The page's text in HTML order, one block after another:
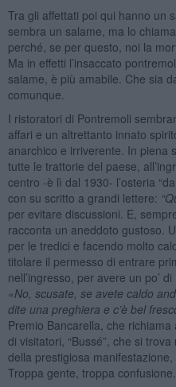
Tra gli affettati poi qui hanno un
sembra un salame, ma lo
perché, se per questo, noi la
Ma in effetti l’insaccato
salame, è più amabile. Che sia
comunque.
I ristoratori di Pontremoli
affari e un altrettanto innato
anarchico e irriverente. In piena
tutte le trattorie del paese,
centro -è lì dal 1930- l’osteria
con su scritto a grandi lettere:
per evitare discussioni. E,
racconta un aneddoto gustoso.
per le tredici e facendo molto
titolare il permesso di entrare
nell’ingresso, per avere un po’
«No, scusate, se avete caldo
dite una preghiera e c’è bel
Premio Bancarella, che
di visitatori, “Bussé”, che si
della prestigiosa
Troppa gente, troppa